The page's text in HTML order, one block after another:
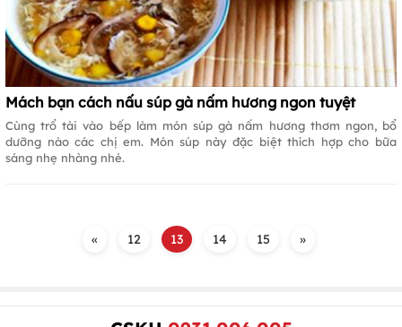
Mách bạn cách nấu súp gà nấm hương ngon tuyệt
Cùng trổ tài vào bếp làm món súp gà nấm hương thơm ngon, bổ
dưỡng nào các chị em. Món súp này đặc biệt thích hợp cho bữa
sáng nhẹ nhàng nhé.
« 12 13 14 15 »